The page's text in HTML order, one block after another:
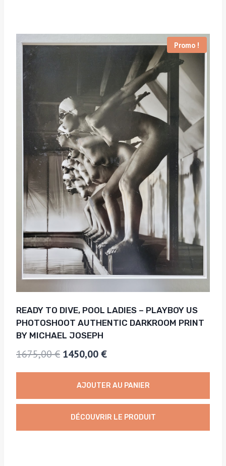
Promo !
READY TO DIVE, POOL LADIES – PLAYBOY US
PHOTOSHOOT AUTHENTIC DARKROOM PRINT
BY MICHAEL JOSEPH
1675,00€ Le
prix
initial
était :
1675,00 €.
1450,00€Le
prix
actuel
est :
1450,00 €.
AJOUTER AU PANIER
DÉCOUVRIR LE PRODUIT